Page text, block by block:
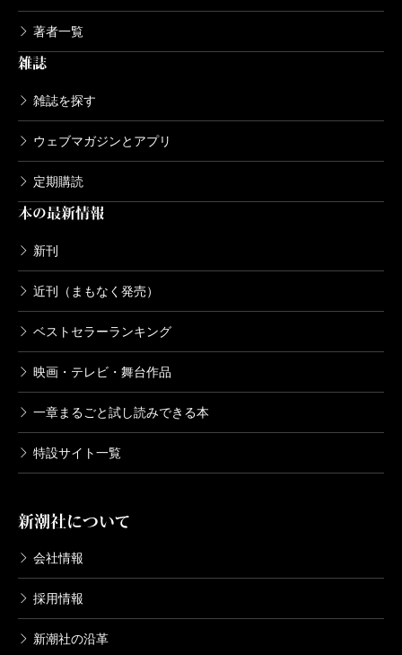
著者一覧
雑誌
雑誌を探す
ウェブマガジンとアプリ
定期購読
本の最新情報
新刊
近刊（まもなく発売）
ベストセラーランキング
映画・テレビ・舞台作品
一章まるごと試し読みできる本
特設サイト一覧
新潮社について
会社情報
採用情報
新潮社の沿革